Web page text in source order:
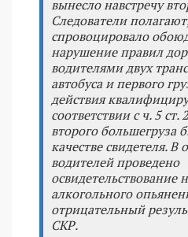
вынесло навстречу
Следователи
спровоцировало
нарушение правил
водителями двух
автобуса и первого
действия
соответствии с ч. 5
второго большегруза
качестве свидетеля.
водителей проведено
освидетельствование
алкогольного
отрицательный
СКР.